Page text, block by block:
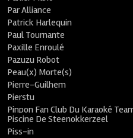
Par Alliance
Patrick Harlequin
Paul Tournante
Paxille Enroulé
Pazuzu Robot
Peau(x) Morte(s)
Pierre-Guilhem
Pierstu
Pinpon Fan Club Du Karaoké
Piscine De Steenokkerzeel
Piss-in